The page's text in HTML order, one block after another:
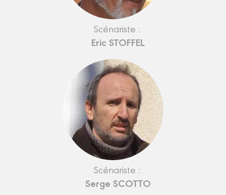
Scénariste :
Eric STOFFEL
Scénariste :
Serge SCOTTO